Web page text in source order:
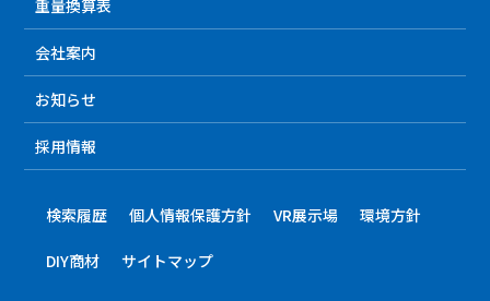
重量換算表
会社案内
お知らせ
採用情報
検索履歴 個人情報保護方針 VR展示場 環境方針
DIY商材 サイトマップ